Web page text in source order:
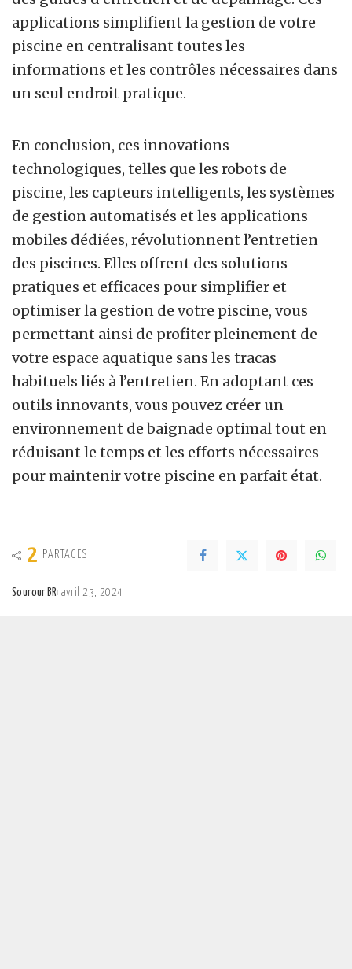
applications simplifient la gestion de votre
piscine en centralisant toutes les
informations et les contrôles nécessaires dans
un seul endroit pratique.
En conclusion, ces innovations
technologiques, telles que les robots de
piscine, les capteurs intelligents, les systèmes
de gestion automatisés et les applications
mobiles dédiées, révolutionnent l’entretien
des piscines. Elles offrent des solutions
pratiques et efficaces pour simplifier et
optimiser la gestion de votre piscine, vous
permettant ainsi de profiter pleinement de
votre espace aquatique sans les tracas
habituels liés à l’entretien. En adoptant ces
outils innovants, vous pouvez créer un
environnement de baignade optimal tout en
réduisant le temps et les efforts nécessaires
pour maintenir votre piscine en parfait état.
2 PARTAGES
Sourour BR avril 23, 2024